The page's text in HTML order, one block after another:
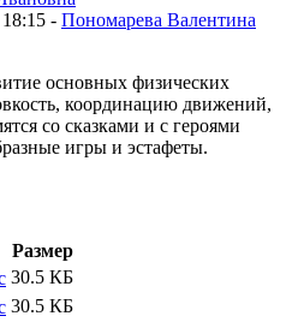
- Пономарева Валентина
основных физических
координацию движений,
со сказками и с героями
игры и эстафеты.
Размер
30.5 КБ
30.5 КБ